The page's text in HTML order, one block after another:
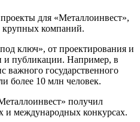
для «Металлоинвест»,
компаний.
ключ», от проектирования и
и публикации. Например, в
важного государственного
более 10 млн человек.
получил
и международных конкурсах.